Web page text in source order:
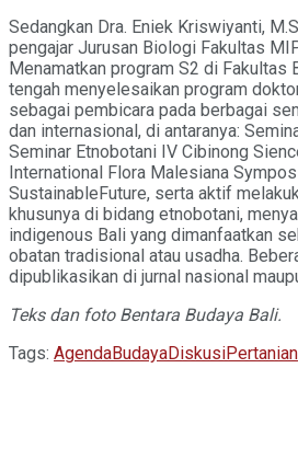
Sedangkan Dra. Eniek Kriswiyanti,
pengajar Jurusan Biologi Fakultas
Menamatkan program S2 di Fakultas
tengah menyelesaikan program
sebagai pembicara pada berbagai
dan internasional, di antaranya:
Seminar Etnobotani IV Cibinong
International Flora Malesiana
SustainableFuture, serta aktif
khusunya di bidang etnobotani,
indigenous Bali yang dimanfaatkan
obatan tradisional atau usadha.
dipublikasikan di jurnal nasional
Teks dan foto Bentara Budaya Bali.
Tags: AgendaBudayaDiskusiPertanian